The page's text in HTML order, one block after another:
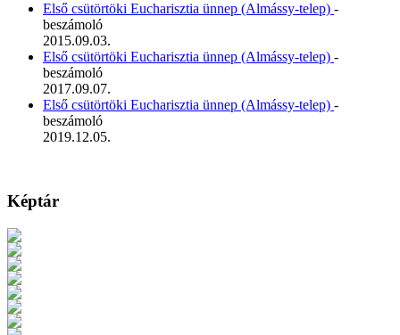
Első csütörtöki Eucharisztia ünnep (Almássy-telep) -
beszámoló
2015.09.03.
Első csütörtöki Eucharisztia ünnep (Almássy-telep) -
beszámoló
2017.09.07.
Első csütörtöki Eucharisztia ünnep (Almássy-telep) -
beszámoló
2019.12.05.
Képtár